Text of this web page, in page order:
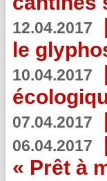
12.04.2017
le
10.04.2017
07.04.2017
06.04.2017
« Prêt à